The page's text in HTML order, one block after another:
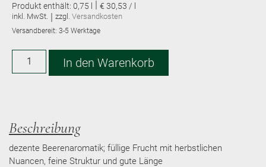
Produkt enthält: 0,75 | € 30,53 / l
inkl. MwSt. | zzgl. Versandkosten
Versandbereit: 3-5 Werktage
In den Warenkorb
Beschreibung
dezente Beerenaromatik; füllige Frucht mit herbstlichen
Nuancen, feine Struktur und gute Länge